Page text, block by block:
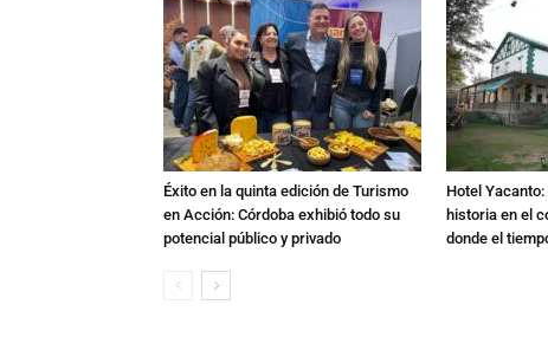
Éxito en la quinta edición de Turismo
en Acción: Córdoba exhibió todo su
potencial público y privado
Hotel
historia en el
donde el